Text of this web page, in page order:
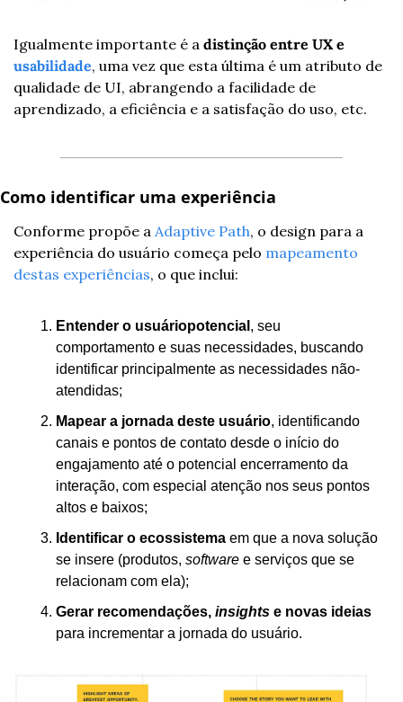
Igualmente importante é a
usabilidade, uma vez que esta última é um atributo de
qualidade de UI, abrangendo a facilidade de
aprendizado, a eficiência e a satisfação do uso, etc.
Como identificar uma experiência
Conforme propõe a Adaptive Path, o design para a
experiência do usuário começa pelo mapeamento
destas experiências, o que inclui:
Entender o usuáriopotencial , seu
comportamento e suas necessidades, buscando
identificar principalmente as necessidades não-
atendidas;
Mapear a jornada deste usuário, identificando
canais e pontos de contato desde o início do
engajamento até o potencial encerramento da
interação, com especial atenção nos seus pontos
altos e baixos;
Identificar o ecossistema em que a nova solução
se insere (produtos, software e serviços que se
relacionam com ela);
Gerar recomendações, insights e novas ideias
para incrementar a jornada do usuário.